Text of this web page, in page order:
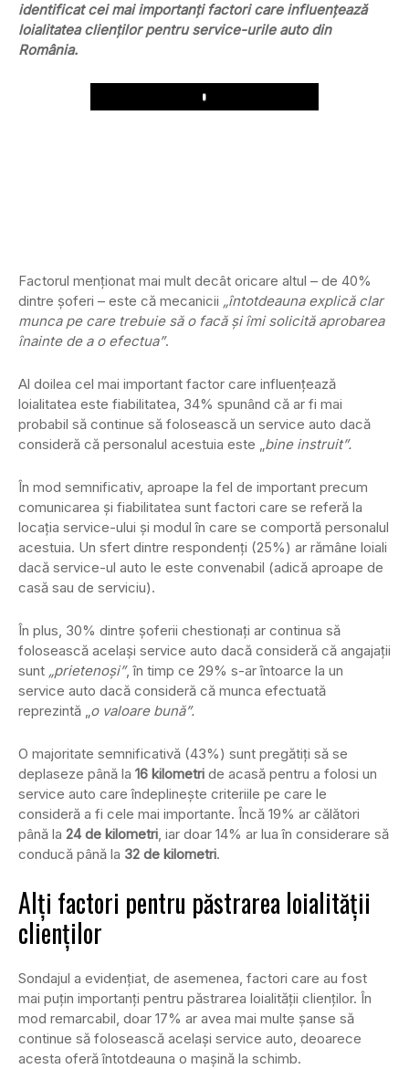
identificat cei mai importanți factori care influențează
loialitatea clienților pentru service-urile auto din
România.
Play
Factorul menționat mai mult decât oricare altul – de 40%
dintre șoferi – este că mecanicii „întotdeauna explică clar
munca pe care trebuie să o facă și îmi solicită aprobarea
înainte de a o efectua”.
Al doilea cel mai important factor care influențează
loialitatea este fiabilitatea, 34% spunând că ar fi mai
probabil să continue să folosească un service auto dacă
consideră că personalul acestuia este „bine instruit”.
În mod semnificativ, aproape la fel de important precum
comunicarea și fiabilitatea sunt factori care se referă la
locația service-ului și modul în care se comportă personalul
acestuia. Un sfert dintre respondenți (25%) ar rămâne loiali
dacă service-ul auto le este convenabil (adică aproape de
casă sau de serviciu).
În plus, 30% dintre șoferii chestionați ar continua să
folosească același service auto dacă consideră că angajații
sunt „prietenoși”, în timp ce 29% s-ar întoarce la un
service auto dacă consideră că munca efectuată
reprezintă „o valoare bună”.
O majoritate semnificativă (43%) sunt pregătiți să se
deplaseze până la 16 kilometri de acasă pentru a folosi un
service auto care îndeplinește criteriile pe care le
consideră a fi cele mai importante. Încă 19% ar călători
până la 24 de kilometri, iar doar 14% ar lua în considerare să
conducă până la 32 de kilometri.
Alți factori pentru păstrarea loialității
clienților
Sondajul a evidențiat, de asemenea, factori care au fost
mai puțin importanți pentru păstrarea loialității clienților. În
mod remarcabil, doar 17% ar avea mai multe șanse să
continue să folosească același service auto, deoarece
acesta oferă întotdeauna o mașină la schimb.